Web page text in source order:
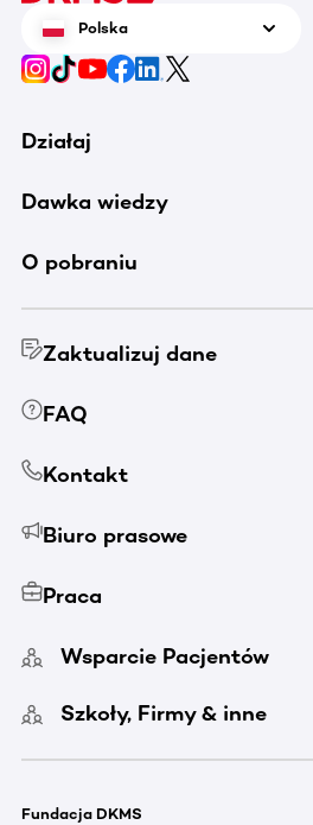
Polska
Działaj
Dawka wiedzy
O pobraniu
Zaktualizuj dane
FAQ
Kontakt
Biuro prasowe
Praca
Wsparcie Pacjentów
Szkoły, Firmy & inne
Fundacja DKMS